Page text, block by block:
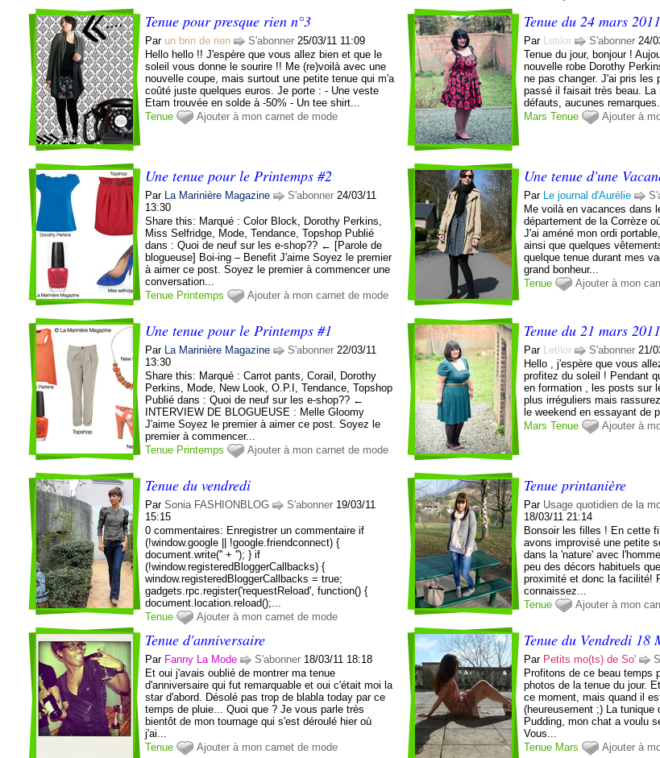
Tenue pour presque rien n°3
Par un brin de rien S'abonner 25/03/11 11:09
Hello hello !! J'espère que vous allez bien et que le
soleil vous donne le sourire !! Me (re)voilà avec une
nouvelle coupe, mais surtout une petite tenue qui m'a
coûté juste quelques euros. Je porte : - Une veste
Etam trouvée en solde à -50% - Un tee shirt...
Tenue
Ajouter à mon carnet de mode
Tenue du 24 mars 2011
Par Letilor S'abonner 24/
Tenue du jour, bonjour !
nouvelle robe Dorothy
ne pas changer. J'ai pris les
passé il faisait très beau. La
défauts, aucunes
Mars Tenue Ajouter à
Une tenue pour le Printemps #2
Par La Marinière Magazine S'abonner 24/03/11
13:30
Share this: Marqué : Color Block, Dorothy Perkins,
Miss Selfridge, Mode, Tendance, Topshop Publié
dans : Quoi de neuf sur les e-shop?? ← [Parole de
blogueuse] Boi-ing – Benefit J'aime Soyez le premier
à aimer ce post. Soyez le premier à commencer une
conversation...
Tenue Printemps Ajouter à mon carnet de mode
Une tenue d'une
Par Le journal d'Aurélie
Me voilà en vacances dans
département de la Corrèze
J'ai améné mon ordi
ainsi que quelques
quelque tenue durant mes
grand bonheur...
Tenue
Ajouter à mon
Une tenue pour le Printemps #1
Par La Marinière Magazine S'abonner 22/03/11
13:30
Share this: Marqué : Carrot pants, Corail, Dorothy
Perkins, Mode, New Look, O.P.I, Tendance, Topshop
Publié dans : Quoi de neuf sur les e-shop?? ←
INTERVIEW DE BLOGUEUSE : Melle Gloomy
J'aime Soyez le premier à aimer ce post. Soyez le
premier à commencer...
Tenue Printemps Ajouter à mon carnet de mode
Tenue du 21 mars 2011
Par Letilor S'abonner 21/
Hello , j'espère que vous
profitez du soleil ! Pendant
en formation , les posts sur
plus irréguliers mais
le weekend en essayant de
Mars Tenue Ajouter à
Tenue du vendredi
ParSonia FASHIONBLOG S'abonner 19/03/11
15:15
0 commentaires: Enregistrer un commentaire if
(!window.google || !google.friendconnect) {
document.write('' + ''); } if
(!window.registeredBloggerCallbacks) {
window.registeredBloggerCallbacks = true;
gadgets.rpc.register('requestReload', function() {
document.location.reload();...
Tenue
Ajouter à mon carnet de mode
Tenue printanière
Par Usage quotidien de la
18/03/11 21:14
Bonsoir les filles ! En cette
avons improvisé une petite
dans la 'nature' avec
peu des décors habituels
proximité et donc la facilité!
connaissez...
Tenue
Ajouter à mon
Tenue d'anniversaire
Par Fanny La Mode S'abonner 18/03/11 18:18
Et oui j'avais oublié de montrer ma tenue
d'anniversaire qui fut remarquable et oui c'était moi la
star d'abord. Désolé pas trop de blabla today par ce
temps de pluie... Quoi que ? Je vous parle très
bientôt de mon tournage qui s'est déroulé hier où
j'ai...
Tenue
Ajouter à mon carnet de mode
Tenue du Vendredi 18
Par Petits mo(ts) de So'
Profitons de ce beau temps
photos de la tenue du jour.
ce moment, mais quand il
(heureusement ;) La tunique
Pudding, mon chat a voulu
Vous...
Tenue Mars Ajouter à